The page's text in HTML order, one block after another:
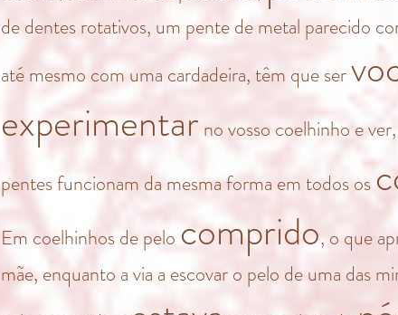
de dentes rotativos, um pente de metal parecido
até mesmo com uma cardadeira, têm que ser
experimentarno vosso coelhinho e
pentes funcionam da mesma forma em todos os
Em coelhinhos de pelo comprido, o que
mãe, enquanto a via a escovar o pelo de uma das